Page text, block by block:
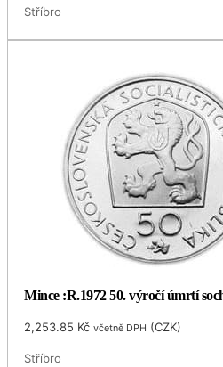
Stříbro
Mince :R.1972 50. výročí úmrtí
2,253.85 Kč včetně DPH (CZK)
Stříbro